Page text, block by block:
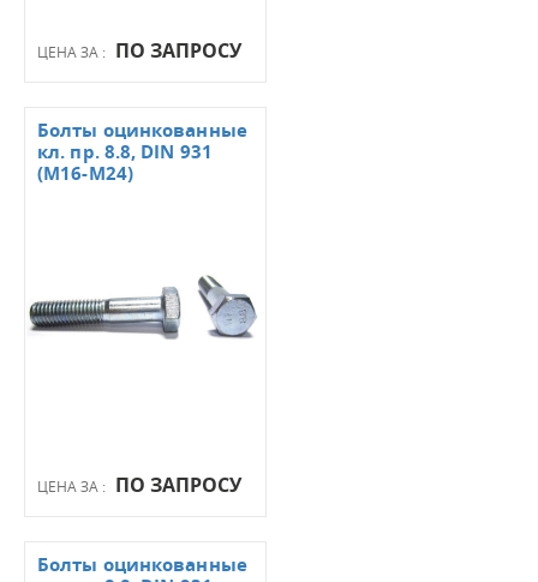
ЦЕНА ЗА : ПО ЗАПРОСУ
ЦЕНА ЗА : ПО ЗАПРОСУ
Болты оцинкованные
кл. пр. 8.8, DIN 931
(М16-М24)
Болты оцинкованные